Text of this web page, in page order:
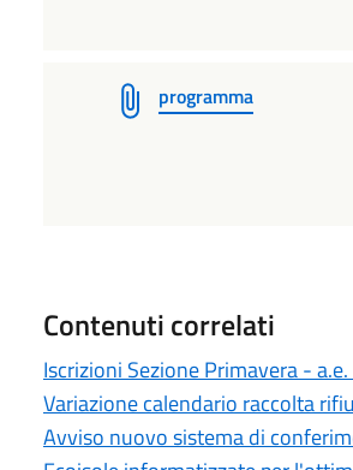
programma
Contenuti correlati
Iscrizioni Sezione Primavera -
Variazione calendario raccolta
Avviso nuovo sistema di